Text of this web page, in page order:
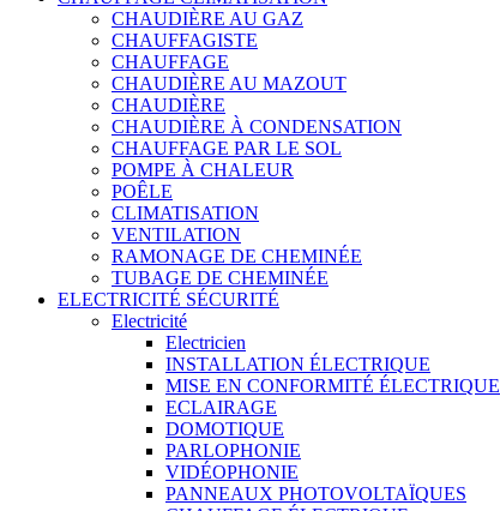
CHAUDIÈRE AU GAZ
CHAUFFAGISTE
CHAUFFAGE
CHAUDIÈRE AU MAZOUT
CHAUDIÈRE
CHAUDIÈRE À CONDENSATION
CHAUFFAGE PAR LE SOL
POMPE À CHALEUR
POÊLE
CLIMATISATION
VENTILATION
RAMONAGE DE CHEMINÉE
TUBAGE DE CHEMINÉE
ELECTRICITÉ SÉCURITÉ
Electricité
Electricien
INSTALLATION ÉLECTRIQUE
MISE EN CONFORMITÉ ÉLECTRIQUE
ECLAIRAGE
DOMOTIQUE
PARLOPHONIE
VIDÉOPHONIE
PANNEAUX PHOTOVOLTAÏQUES